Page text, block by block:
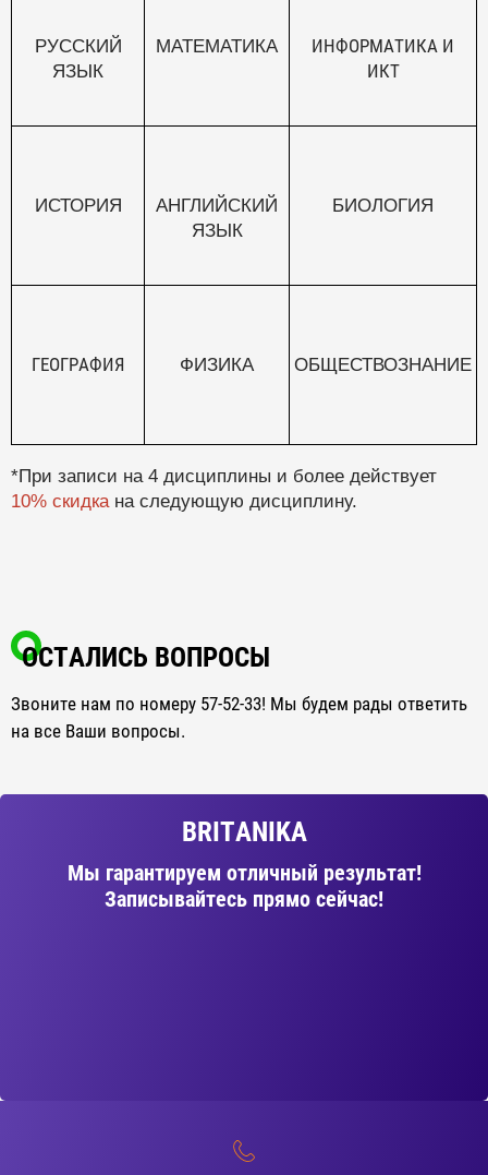
РУССКИЙ
ЯЗЫК
МАТЕМАТИКА
ИНФОРМАТИКА И
ИКТ
ИСТОРИЯ
АНГЛИЙСКИЙ
ЯЗЫК
БИОЛОГИЯ
ГЕОГРАФИЯ ФИЗИКА ОБЩЕСТВОЗНАНИЕ
*При записи на 4 дисциплины и более действует
10% скидкана следующую дисциплину.
ОСТАЛИСЬ ВОПРОСЫ
Звоните нам по номеру 57-52-33! Мы будем рады ответить
на все Ваши вопросы.
BRITANIKA
Мы гарантируем отличный результат!
Записывайтесь прямо сейчас!